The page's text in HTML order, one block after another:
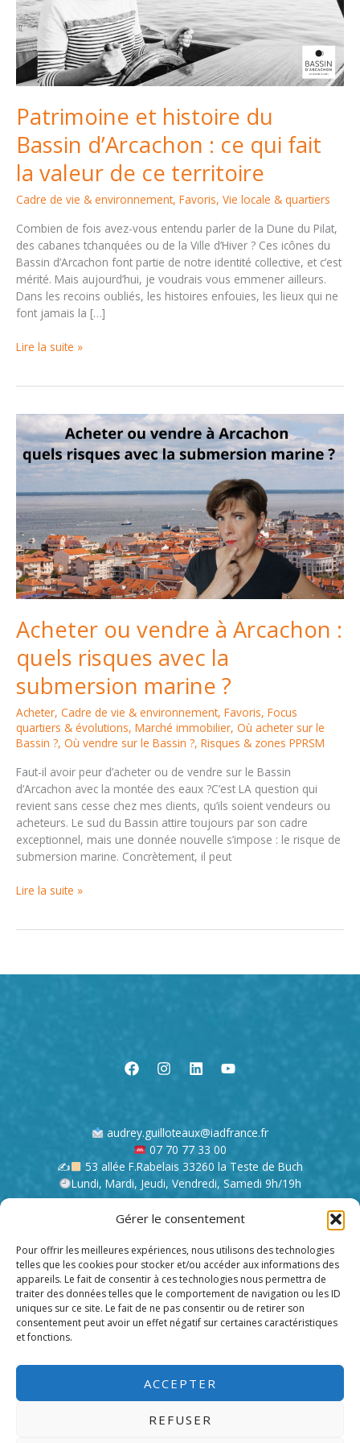
Gérer le consentement
Pour offrir les meilleures expériences, nous utilisons des technologies
telles que les cookies pour stocker et/ou accéder aux informations des
appareils. Le fait de consentir à ces technologies nous permettra de
traiter des données telles que le comportement de navigation ou les ID
uniques sur ce site. Le fait de ne pas consentir ou de retirer son
consentement peut avoir un effet négatif sur certaines caractéristiques
et fonctions.
ACCEPTER
REFUSER
Patrimoine et histoire du
Bassin d’Arcachon : ce qui fait
la valeur de ce territoire
Cadre de vie & environnement, Favoris, Vie locale & quartiers
Combien de fois avez-vous entendu parler de la Dune du Pilat,
des cabanes tchanquées ou de la Ville d’Hiver ? Ces icônes du
Bassin d’Arcachon font partie de notre identité collective, et c’est
mérité. Mais aujourd’hui, je voudrais vous emmener ailleurs.
Dans les recoins oubliés, les histoires enfouies, les lieux qui ne
font jamais la […]
Patrimoine
Bassin
d’Arcachon
:
ce
fait
la
valeur
de
ce
territoire
Lire la suite »
Acheter ou vendre à Arcachon :
quels risques avec la
submersion marine ?
Acheter, Cadre de vie & environnement, Favoris, Focus
quartiers & évolutions, Marché immobilier, Où acheter sur le
Bassin ?, Où vendre sur le Bassin ?, Risques & zones PPRSM
Faut-il avoir peur d’acheter ou de vendre sur le Bassin
d’Arcachon avec la montée des eaux ?C’est LA question qui
revient sans cesse chez mes clients, qu’ils soient vendeurs ou
acheteurs. Le sud du Bassin attire toujours par son cadre
exceptionnel, mais une donnée nouvelle s’impose : le risque de
submersion marine. Concrètement, il peut
Acheter
:
Lire la suite »
audrey.guilloteaux@iadfrance.fr
07 70 77 33 00
✍
53 allée F.Rabelais 33260 la Teste de Buch
Lundi, Mardi, Jeudi, Vendredi, Samedi 9h/19h
Contact
Conseillère immobilier indépendante
Spécialiste du marché immobilier à Arcachon et ses alentours.
Je ne vous vends pas du rêve, je vous aide à les réaliser